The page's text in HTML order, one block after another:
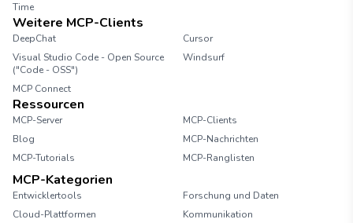
Time
Weitere MCP-Clients
DeepChat
Cursor
Visual Studio Code - Open Source
("Code - OSS")
Windsurf
MCP Connect
Ressourcen
MCP-Server
MCP-Clients
Blog
MCP-Nachrichten
MCP-Tutorials
MCP-Ranglisten
MCP-Kategorien
Entwicklertools
Forschung und Daten
Cloud-Plattformen
Kommunikation